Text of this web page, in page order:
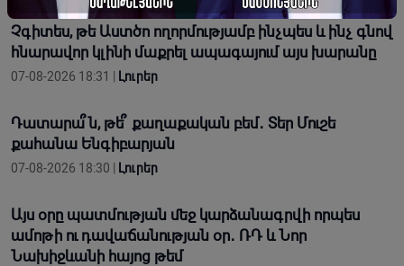
Չգիտես, թե Աստծո ողորմությամբ ինչպես և ինչ գնով
հնարավոր կլինի մաքրել ապագայում այս խարանը
07-08-2026 18:31 | Լուրեր
Դատարա՞ն, թե՞ քաղաքական բեմ․ Տեր Մուշե
քահանա Ենգիբարյան
07-08-2026 18:30 | Լուրեր
Այս օրը պատմության մեջ կարձանագրվի որպես
ամոթի ու դավաճանության օր․ ՌԴ և Նոր
Նախիջևանի հայոց թեմ